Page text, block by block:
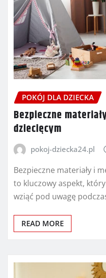
POKÓJ DLA DZIECKA
Bezpieczne
dziecięcym
pokoj-dziecka24.pl
Bezpieczne materiały i
to kluczowy aspekt,
wziąć pod uwagę
READ MORE